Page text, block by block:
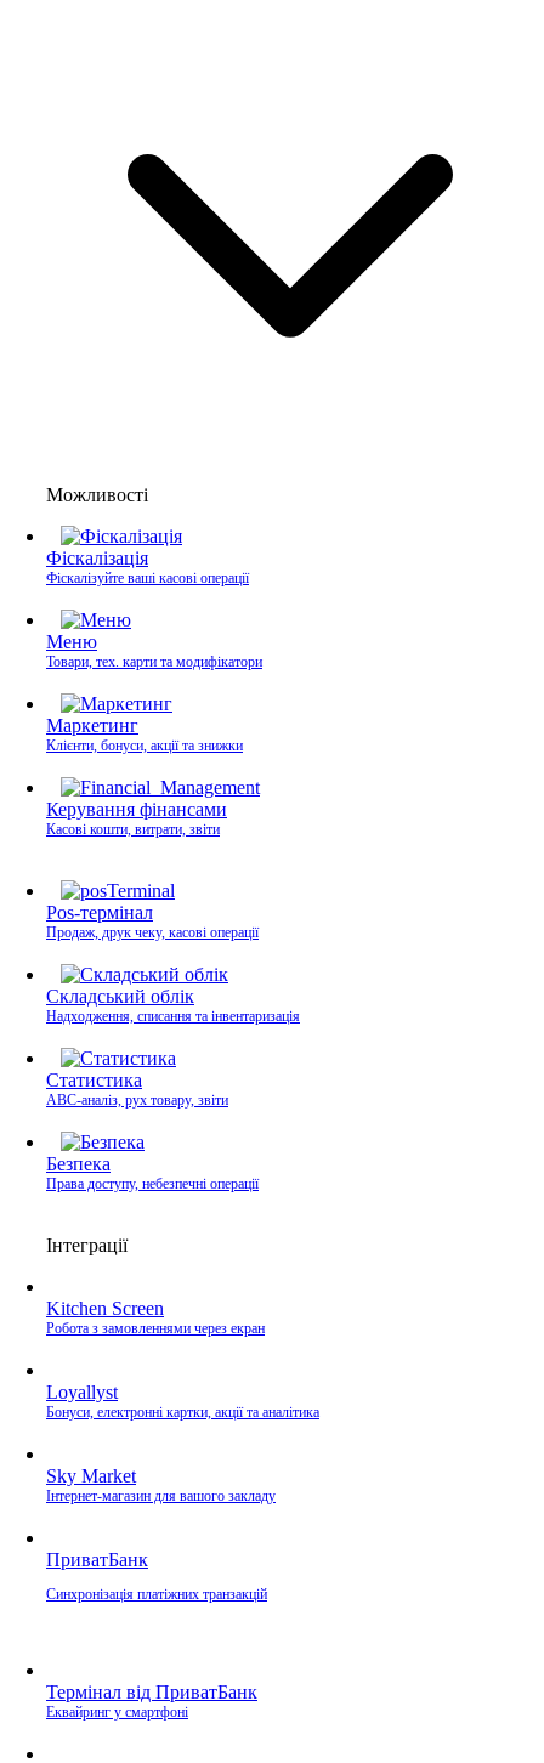
Можливості
Фіскалізація
Фіскалізуйте ваші касові операції
Меню
Товари, тех. карти та модифікатори
Маркетинг
Клієнти, бонуси, акції та знижки
Керування фінансами
Касові кошти, витрати, звіти
Pos-термінал
Продаж, друк чеку, касові операції
Складський облік
Надходження, списання та інвентаризація
Статистика
ABC-аналіз, рух товару, звіти
Безпека
Права доступу, небезпечні операції
Інтеграції
Kitchen Screen
Робота з замовленнями через екран
Loyallyst
Бонуси, електронні картки, акції та аналітика
Sky Market
Інтернет-магазин для вашого закладу
ПриватБанк
Синхронізація платіжних транзакцій
Термінал від ПриватБанк
Еквайринг у смартфоні